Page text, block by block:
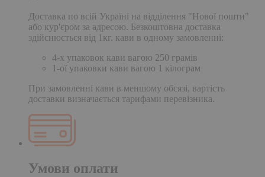
Доставка по всій Україні на відділення "Нової пошти"
або кур'єром за адресою. Безкоштовна доставка
здійснюється від 1кг. кави в одному замовленні:
4-х упаковок кави вагою 250 грамів
1-ої упаковки кави вагою 1 кілограм
При замовленні кави в меншому обсязі, вартість
доставки визначається тарифами перевізника.
Умови оплати